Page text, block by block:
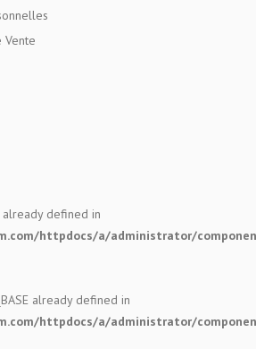
Vente
already defined in
httpdocs/a/administrator/
already defined in
httpdocs/a/administrator/